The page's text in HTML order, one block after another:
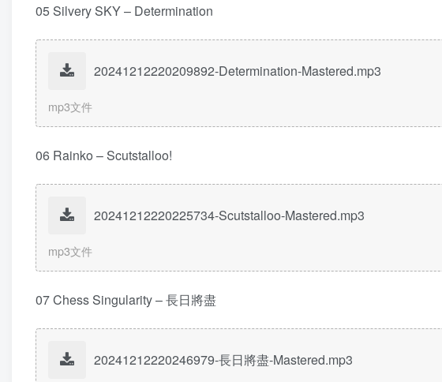
05 Silvery SKY – Determination
20241212220209892-Determination-Mastered.mp3
mp3文件
06 Rainko – Scutstalloo!
20241212220225734-Scutstalloo-Mastered.mp3
mp3文件
07 Chess Singularity – 長日將盡
20241212220246979-長日將盡-Mastered.mp3